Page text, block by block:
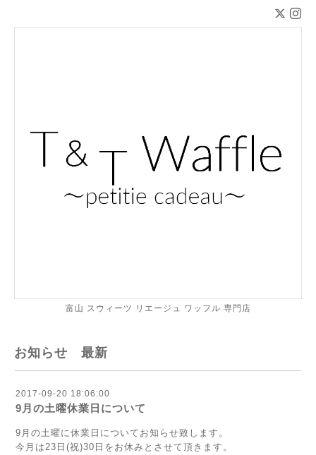
富山 スウィーツ リエージュ ワッフル 専門店
お知らせ 最新
2017-09-20 18:06:00
9月の土曜休業日について
9月の土曜に休業日についてお知らせ致します。
今月は23日(祝)30日をお休みとさせて頂きます。